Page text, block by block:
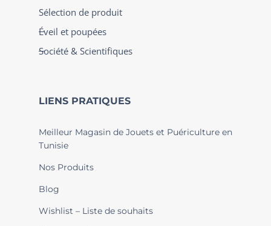
Sélection de produit
Éveil et poupées
Société & Scientifiques
LIENS PRATIQUES
Meilleur Magasin de Jouets et Puériculture en
Tunisie
Nos Produits
Blog
Wishlist – Liste de souhaits